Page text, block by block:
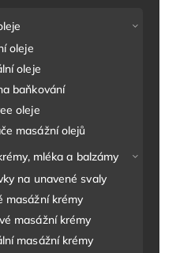
oleje
oleje
baňkování
oleje
masážní olejů
mléka a balzámy
na unavené svaly
masážní krémy
masážní krémy
masážní krémy